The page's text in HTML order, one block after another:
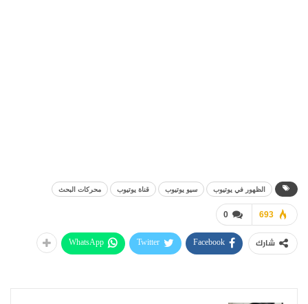
الظهور في يوتيوب سيو يوتيوب قناة يوتيوب محركات البحث
0 693
شارك Facebook
Twitter
WhatsApp